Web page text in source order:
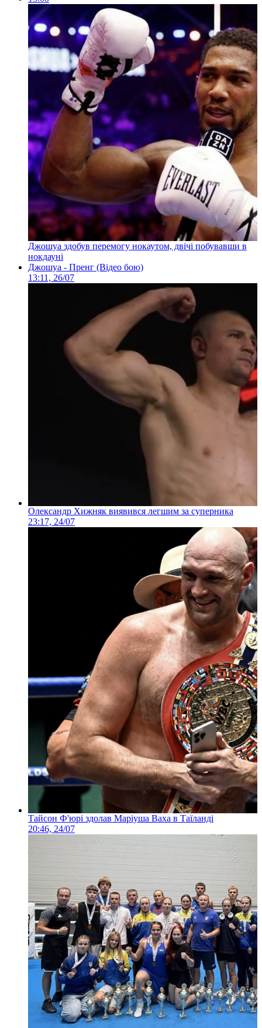
Джошуа здобув перемогу нокаутом, двічі побувавши в
нокдауні
Джошуа - Пренг (Відео бою)
13:11, 26/07
Олександр Хижняк виявився легшим за суперника
23:17, 24/07
Тайсон Ф'юрі здолав Маріуша Ваха в Таїланді
20:46, 24/07